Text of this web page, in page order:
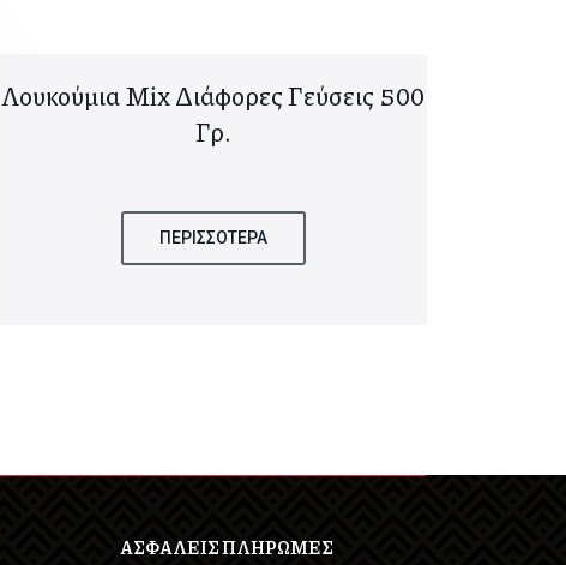
Λουκούμια Mix Διάφορες Γεύσεις 500
Γρ.
ΠΕΡΙΣΣΟΤΕΡΑ
ΑΣΦΑΛΕΙΣ ΠΛΗΡΩΜΕΣ